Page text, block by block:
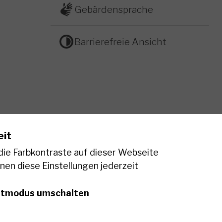
Farbkontraste auf dieser Webseite
diese Einstellungen jederzeit
umschalten
Gebärdensprache
Barrierefreie Ansicht